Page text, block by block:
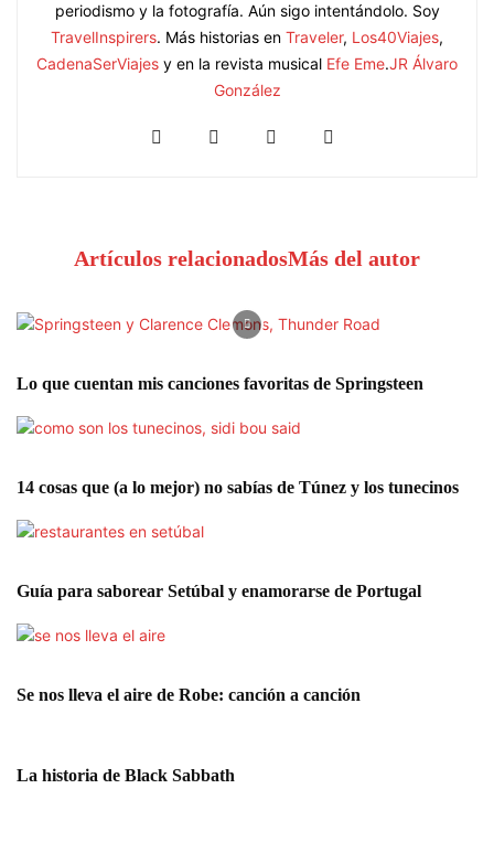
periodismo y la fotografía. Aún sigo intentándolo. Soy
TravelInspirers. Más historias en Traveler, Los40Viajes,
CadenaSerViajes y en la revista musical Efe Eme.JR Álvaro
González
Artículos relacionadosMás del autor
Lo que cuentan mis canciones favoritas de Springsteen
14 cosas que (a lo mejor) no sabías de Túnez y los tunecinos
Guía para saborear Setúbal y enamorarse de Portugal
Se nos lleva el aire de Robe: canción a canción
La historia de Black Sabbath